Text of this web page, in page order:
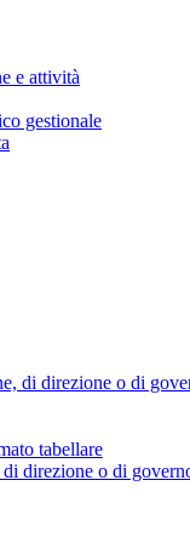
e attività
gestionale
di direzione o di
tabellare
direzione o di